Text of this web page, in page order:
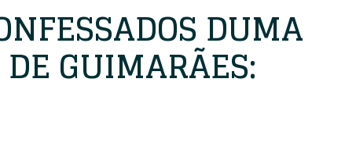
DUMA
GUIMARÃES: